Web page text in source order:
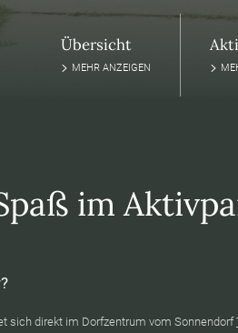
Übersicht
MEHR ANZEIGEN
im
sich direkt im Dorfzentrum vom Sonnendorf